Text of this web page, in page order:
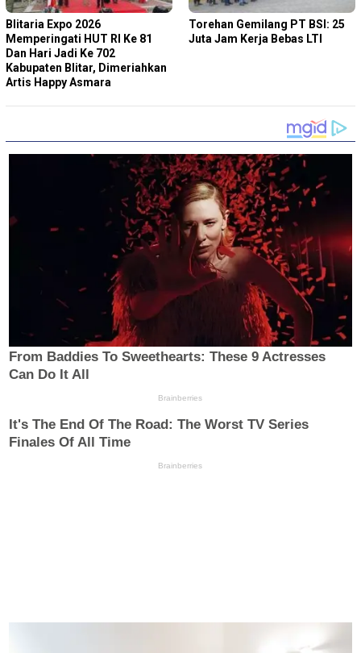
Blitaria Expo 2026
Memperingati HUT RI Ke 81
Dan Hari Jadi Ke 702
Kabupaten Blitar, Dimeriahkan
Artis Happy Asmara
Torehan Gemilang PT BSI: 25
Juta Jam Kerja Bebas LTI